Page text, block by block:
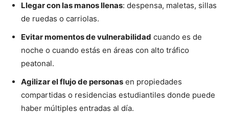
Llegar con las manos llenas: despensa, maletas, sillas
de ruedas o carriolas.
Evitar momentos de vulnerabilidad cuando es de
noche o cuando estás en áreas con alto tráfico
peatonal.
Agilizar el flujo de personas en propiedades
compartidas o residencias estudiantiles donde puede
haber múltiples entradas al día.